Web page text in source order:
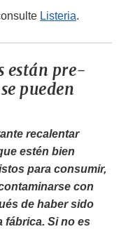
Listeria.
están pre-
pueden
recalentar
estén bien
para consumir,
con
de haber sido
fábrica. Si no es